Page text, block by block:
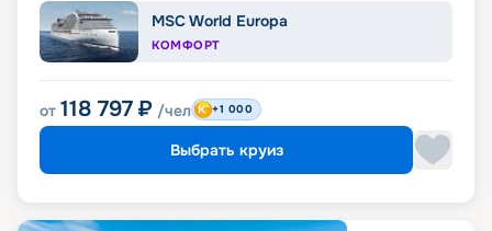
MSC World Europa
КОМФОРТ
от 118 797 ₽ /чел +1 000
Выбрать круиз